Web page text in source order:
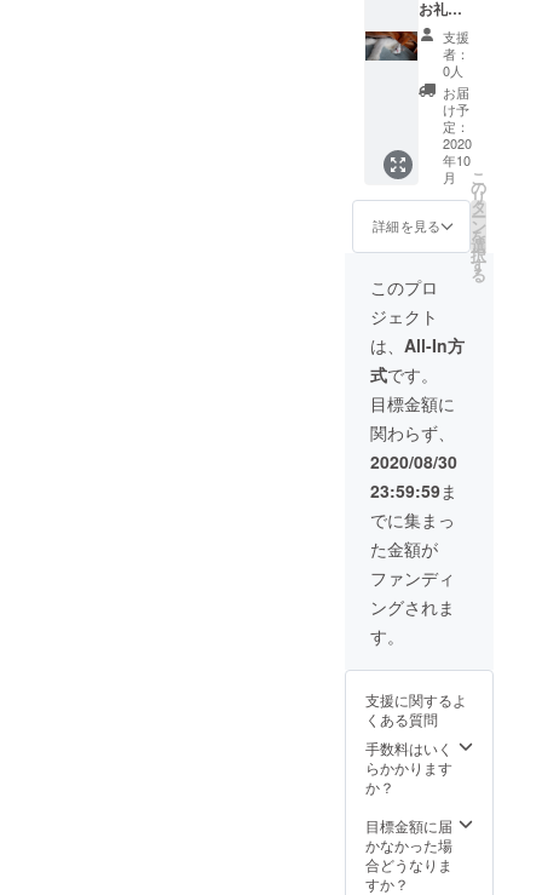
お礼の
メール
・陽向
の画像3
枚（画
像はラ
ンダ
ム） ・
回復後
の動画
・直筆
の手紙
・陽向
のマグ
カップ
+トート
バッグ
を送ら
せてい
ただき
ます。
支援
者：
0人
お届
け予
定：
2020
年10
月
詳細を見る
こ
の
リ
タ
ー
ン
を
選
択
す
る
このプロ
ジェクト
は、 All-In方
式です。
目標金額に
関わらず、
2020/08/30
23:59:59ま
でに集まっ
た金額が
ファンディ
ングされま
す。
支援に関するよ
くある質問
手数料はいく
らかかります
か？
目標金額に届
かなかった場
合どうなりま
すか？